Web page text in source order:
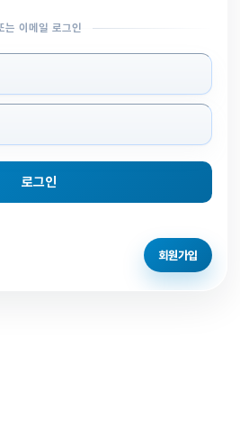
는 이메일 로그인
로그인
회원가입